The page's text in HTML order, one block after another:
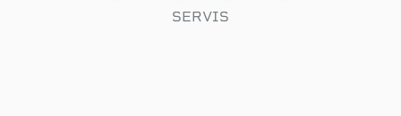
SERVIS